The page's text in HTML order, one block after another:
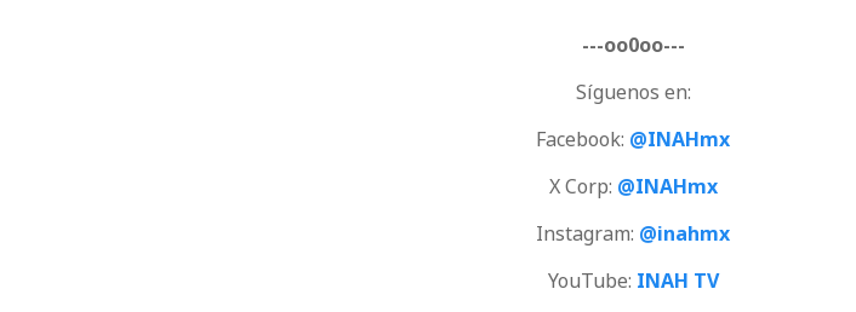
---oo0oo---
Síguenos en:
Facebook: @INAHmx
X Corp: @INAHmx
Instagram: @inahmx
YouTube: INAH TV